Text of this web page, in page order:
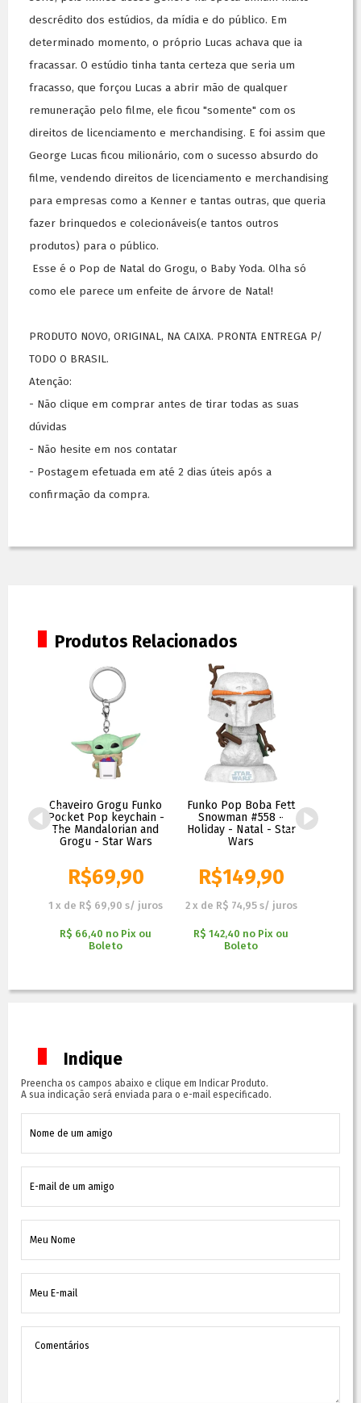
descrédito dos estúdios, da mídia e do público. Em
determinado momento, o próprio Lucas achava que ia
fracassar. O estúdio tinha tanta certeza que seria um
fracasso, que forçou Lucas a abrir mão de qualquer
remuneração pelo filme, ele ficou "somente" com os
direitos de licenciamento e merchandising. E foi assim que
George Lucas ficou milionário, com o sucesso absurdo do
filme, vendendo direitos de licenciamento e merchandising
para empresas como a Kenner e tantas outras, que queria
fazer brinquedos e colecionáveis(e tantos outros
produtos) para o público.
Esse é o Pop de Natal do Grogu, o Baby Yoda. Olha só
como ele parece um enfeite de árvore de Natal!
PRODUTO NOVO, ORIGINAL, NA CAIXA. PRONTA ENTREGA P/
TODO O BRASIL.
Atenção:
- Não clique em comprar antes de tirar todas as suas
dúvidas
- Não hesite em nos contatar
- Postagem efetuada em até 2 dias úteis após a
confirmação da compra.
Produtos Relacionados
Chaveiro Grogu Funko
Pocket Pop keychain -
The Mandalorian and
Grogu - Star Wars
R$69,90
1 x de R$ 69,90 s/ juros
R$ 66,40 no Pix ou
Boleto
Funko Pop Boba Fett
Snowman #558 -
Holiday - Natal - Star
Wars
R$149,90
2 x de R$ 74,95 s/ juros
R$ 142,40 no Pix ou
Boleto
Indique
Preencha os campos abaixo e clique em Indicar Produto.
A sua indicação será enviada para o e-mail especificado.